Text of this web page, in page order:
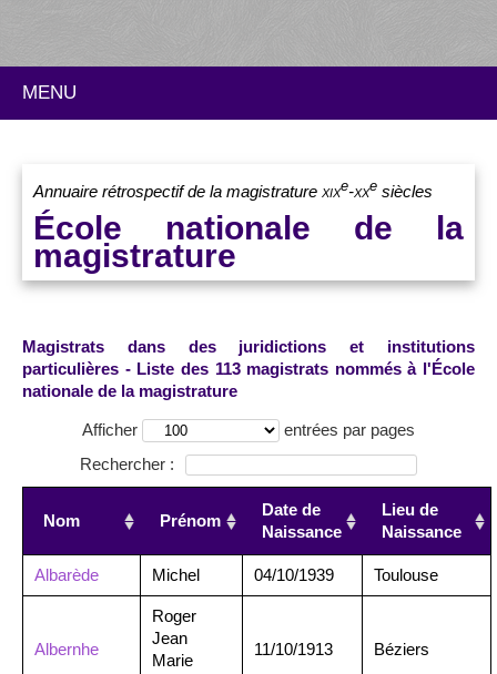
MENU
Annuaire rétrospectif de la magistrature xixe-xxe siècles
École nationale de la
magistrature
Magistrats dans des juridictions et institutions
particulières - Liste des 113 magistrats nommés à l'École
nationale de la magistrature
Afficher
entrées par pages
Rechercher :
Nom Prénom
Date de
Naissance
Lieu de
Naissance
Albarède Michel 04/10/1939 Toulouse
Albernhe
Roger
Jean
Marie
11/10/1913 Béziers